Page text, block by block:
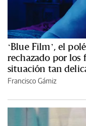
‘Blue Film’, el
rechazado por los
situación tan
Francisco Gámiz